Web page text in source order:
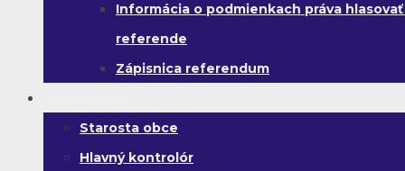
Informácia o podmienkach práva hlasovať
referende
Zápisnica referendum
Starosta obce
Hlavný kontrolór